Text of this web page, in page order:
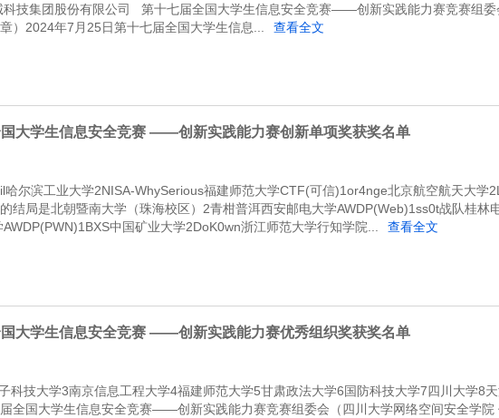
科技集团股份有限公司 第十七届全国大学生信息安全竞赛——创新实践能力赛竞赛组委
）2024年7月25日第十七届全国大学生信息...
查看全文
大学生信息安全竞赛 ——创新实践能力赛创新单项奖获奖名单
哈尔滨工业大学2NISA-WhySerious福建师范大学CTF(可信)1or4nge北京航空航天大学
结局是北朝暨南大学（珠海校区）2青柑普洱西安邮电大学AWDP(Web)1ss0t战队桂林
中国矿业大学2DoK0wn浙江师范大学行知学院...
查看全文
大学生信息安全竞赛 ——创新实践能力赛优秀组织奖获奖名单
科技大学3南京信息工程大学4福建师范大学5甘肃政法大学6国防科技大学7四川大学8
全国大学生信息安全竞赛——创新实践能力赛竞赛组委会（四川大学网络空间安全学院